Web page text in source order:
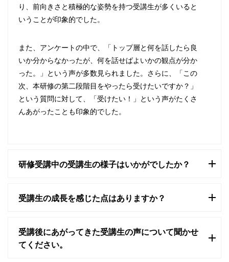
り、前向きさと積極的な姿勢を持つ受講生が多くいると
いうことが印象的でした。
また、アンケートの中で、「トップ層と何を話したら良
いか分からなかったが、何を話せばよいかの観点が分か
った。」という声が多数見られました。さらに、「この
次、本研修の第二段階目をやったら受けたいですか？」
という質問に対して、「受けたい！」という声がたくさ
んあがったことも印象的でした。
研修受講中の受講生の様子はいかがでしたか？
受講生の成長を感じた点はありますか？
受講後にあがってきた受講生の声について聞かせ
てください。